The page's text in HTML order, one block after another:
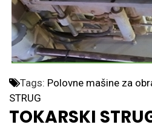
Tags: Polovne mašine za
STRUG
TOKARSKI